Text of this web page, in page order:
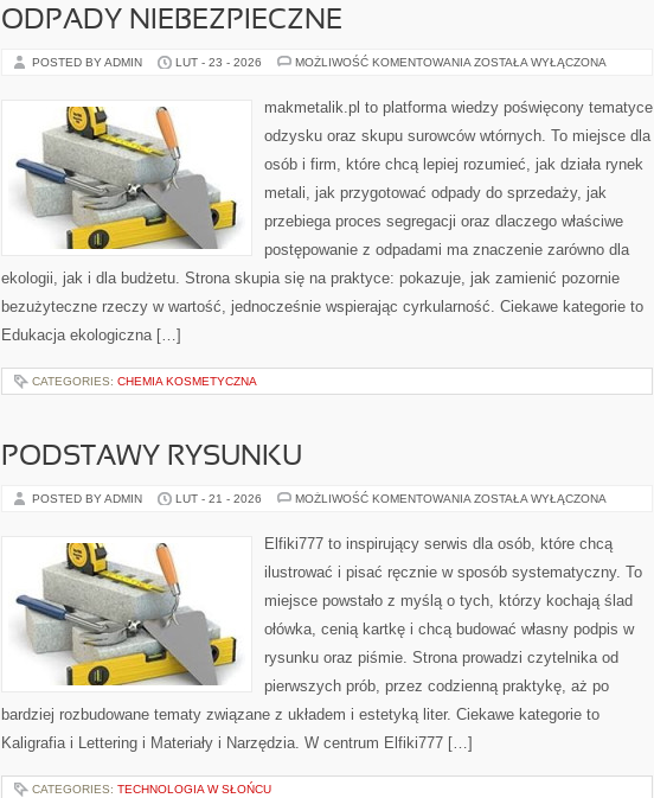
ODPADY NIEBEZPIECZNE
POSTED BY ADMIN LUT - 23 - 2026 MOŻLIWOŚĆ KOMENTOWANIA ODPADY
ZOSTAŁA WYŁĄCZONA
makmetalik.pl to platforma wiedzy poświęcony tematyce
odzysku oraz skupu surowców wtórnych. To miejsce dla
osób i firm, które chcą lepiej rozumieć, jak działa rynek
metali, jak przygotować odpady do sprzedaży, jak
przebiega proces segregacji oraz dlaczego właściwe
postępowanie z odpadami ma znaczenie zarówno dla
ekologii, jak i dla budżetu. Strona skupia się na praktyce: pokazuje, jak zamienić pozornie
bezużyteczne rzeczy w wartość, jednocześnie wspierając cyrkularność. Ciekawe kategorie to
Edukacja ekologiczna […]
CATEGORIES: CHEMIA KOSMETYCZNA
PODSTAWY RYSUNKU
POSTED BY ADMIN LUT - 21 - 2026 MOŻLIWOŚĆ KOMENTOWANIA PODSTAWY
ZOSTAŁA WYŁĄCZONA
Elfiki777 to inspirujący serwis dla osób, które chcą
ilustrować i pisać ręcznie w sposób systematyczny. To
miejsce powstało z myślą o tych, którzy kochają ślad
ołówka, cenią kartkę i chcą budować własny podpis w
rysunku oraz piśmie. Strona prowadzi czytelnika od
pierwszych prób, przez codzienną praktykę, aż po
bardziej rozbudowane tematy związane z układem i estetyką liter. Ciekawe kategorie to
Kaligrafia i Lettering i Materiały i Narzędzia. W centrum Elfiki777 […]
CATEGORIES: TECHNOLOGIA W SŁOŃCU